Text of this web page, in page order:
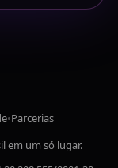
•Parcerias
em um só lugar.